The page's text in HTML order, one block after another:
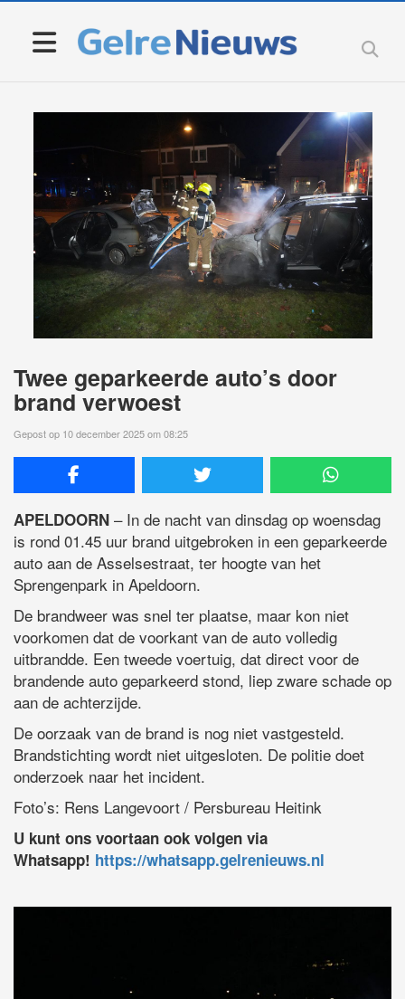
Twee geparkeerde auto’s door
brand verwoest
Gepost op 10 december 2025 om 08:25
APELDOORN – In de nacht van dinsdag op woensdag
is rond 01.45 uur brand uitgebroken in een geparkeerde
auto aan de Asselsestraat, ter hoogte van het
Sprengenpark in Apeldoorn.
De brandweer was snel ter plaatse, maar kon niet
voorkomen dat de voorkant van de auto volledig
uitbrandde. Een tweede voertuig, dat direct voor de
brandende auto geparkeerd stond, liep zware schade op
aan de achterzijde.
De oorzaak van de brand is nog niet vastgesteld.
Brandstichting wordt niet uitgesloten. De politie doet
onderzoek naar het incident.
Foto’s: Rens Langevoort / Persbureau Heitink
U kunt ons voortaan ook volgen via
Whatsapp! https://whatsapp.gelrenieuws.nl